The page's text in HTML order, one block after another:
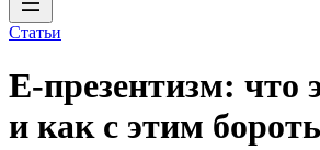
Статьи
Е-презентизм: что
и как с этим